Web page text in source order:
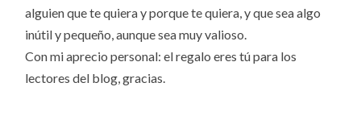
alguien que te quiera y porque te quiera, y que sea algo
inútil y pequeño, aunque sea muy valioso.
Con mi aprecio personal: el regalo eres tú para los
lectores del blog, gracias.